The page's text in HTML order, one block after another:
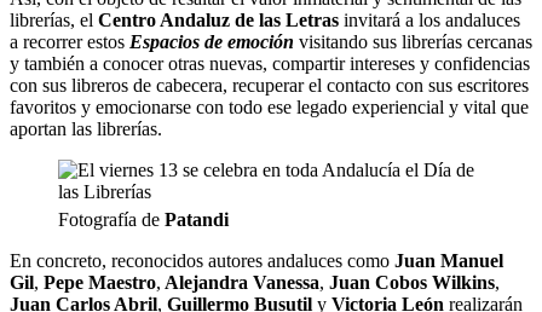
librerías, el Centro Andaluz de las Letras invitará a los andaluces
a recorrer estos Espacios de emoción visitando sus librerías cercanas
y también a conocer otras nuevas, compartir intereses y confidencias
con sus libreros de cabecera, recuperar el contacto con sus escritores
favoritos y emocionarse con todo ese legado experiencial y vital que
aportan las librerías.
Fotografía de Patandi
En concreto, reconocidos autores andaluces como Juan Manuel
Gil, Pepe Maestro, Alejandra Vanessa, Juan Cobos Wilkins,
Juan Carlos Abril, Guillermo Busutil y Victoria León realizarán